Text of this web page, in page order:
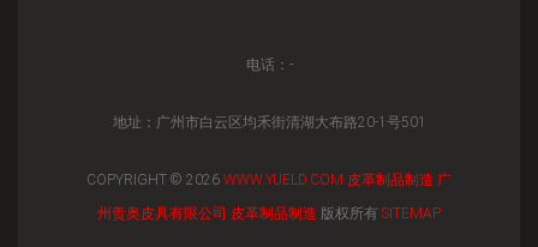
电话：-
地址：广州市白云区均禾街清湖大布路20-1号501
COPYRIGHT © 2026 WWW.YUELD.COM 皮革制品制造 广
州贵奥皮具有限公司 皮革制品制造 版权所有 SITEMAP